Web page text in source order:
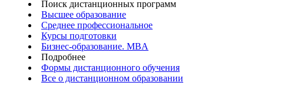
Поиск дистанционных программ
Высшее образование
Среднее профессиональное
Курсы подготовки
Бизнес-образование. MBA
Подробнее
Формы дистанционного обучения
Все о дистанционном образовании